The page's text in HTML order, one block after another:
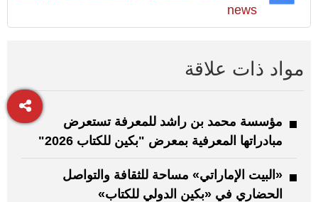
news
مواد ذات علاقة
مؤسسة محمد بن راشد للمعرفة تستعرض
مبادراتها المعرفية بمعرض "بكين للكتاب 2026"
«البيت الإماراتي» مساحة للثقافة والتواصل
الحضاري في «بكين الدولي للكتاب»